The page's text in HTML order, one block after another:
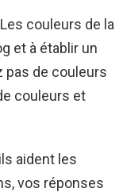
couleurs de la
et à établir un
pas de couleurs
couleurs et
aident les
vos réponses